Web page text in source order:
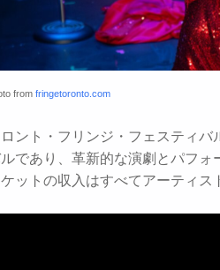
from fringetoronto.com
ロント・フリンジ・フェスティ
であり、革新的な演劇とパフ
ットの収入はすべてアーティス